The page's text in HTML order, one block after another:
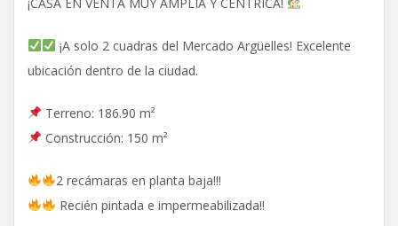
¡A solo 2 cuadras del Mercado Argüelles! Excelente
ubicación dentro de la ciudad.
Terreno: 186.90 m²
Construcción: 150 m²
2 recámaras en planta baja!!!
Recién pintada e impermeabilizada!!